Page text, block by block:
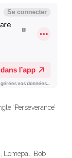
‘Perseverance’
Lomepal, Bob